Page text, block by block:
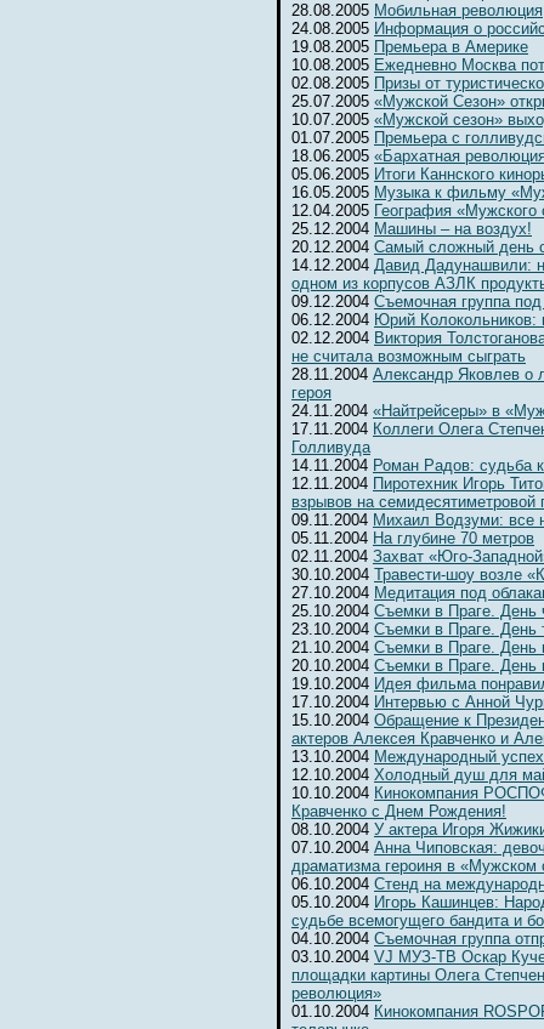
28.08.2005 Мобильная революция
24.08.2005 Информация о
19.08.2005 Премьера в Америке
10.08.2005 Ежедневно Москва
02.08.2005 Призы от
25.07.2005 «Мужской Сезон»
10.07.2005 «Мужской сезон»
01.07.2005 Премьера с
18.06.2005 «Бархатная
05.06.2005 Итоги Каннского
16.05.2005 Музыка к фильму
12.04.2005 География «Мужского
25.12.2004 Машины – на воздух!
20.12.2004 Самый сложный день
14.12.2004 Давид Дадунашвили:
одном из корпусов АЗЛК
09.12.2004 Съемочная группа
06.12.2004 Юрий Колокольников:
02.12.2004 Виктория
не считала возможным сыграть
28.11.2004 Александр Яковлев о
героя
24.11.2004 «Найтрейсеры» в
17.11.2004 Коллеги Олега
Голливуда
14.11.2004 Роман Радов: судьба
12.11.2004 Пиротехник Игорь
взрывов на семидесятиметровой
09.11.2004 Михаил Водзуми: все
05.11.2004 На глубине 70 метров
02.11.2004 Захват «Юго-
30.10.2004 Травести-шоу возле
27.10.2004 Медитация под
25.10.2004 Съемки в Праге. День
23.10.2004 Съемки в Праге. День
21.10.2004 Съемки в Праге. День
20.10.2004 Съемки в Праге. День
19.10.2004 Идея фильма
17.10.2004 Интервью с Анной
15.10.2004 Обращение к
актеров Алексея Кравченко и
13.10.2004 Международный
12.10.2004 Холодный душ для
10.10.2004 Кинокомпания
Кравченко с Днем Рождения!
08.10.2004 У актера Игоря
07.10.2004 Анна Чиповская:
драматизма героиня в «Мужском
06.10.2004 Cтенд на
05.10.2004 Игорь Кашинцев:
судьбе всемогущего бандита и
04.10.2004 Съемочная группа
03.10.2004 VJ МУЗ-ТВ Оскар
площадки картины Олега
революция»
01.10.2004 Кинокомпания